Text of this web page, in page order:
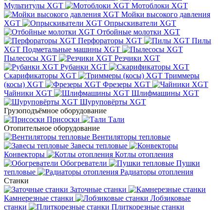
Мультитулы XGT
Мотоблоки XGT
Мойки высокого давления
XGT
Опрыскиватели XGT
Отбойные молотки XGT
Перфораторы XGT
Пилы
XGT Подметальные машины XGT
Пылесосы XGT
Резчики XGT
Рубанки XGT
Скарификаторы XGT
Триммеры
(косы) XGT
Фрезеры XGT
Чайники XGT
Шлифмашины XGT
Шуруповёрты XGT
Грузоподъёмное оборудование
Присоски
Тали
Отопительное оборудование
Вентиляторы тепловые
Завесы тепловые
Конвекторы
Котлы отопления
Обогреватели
Пушки
тепловые
Радиаторы отопления
Станки
Заточные станки
Камнерезные станки
Лобзиковые
станки
Плиткорезные станки